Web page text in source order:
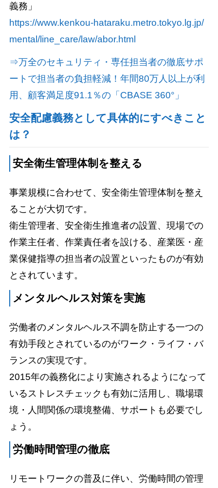
義務」
https://www.kenkou-hataraku.metro.tokyo.lg.jp/
mental/line_care/law/abor.html
⇒万全のセキュリティ・専任担当者の徹底サポ
ートで担当者の負担軽減！年間80万人以上が利
用、顧客満足度91.1％の「CBASE 360°」
安全配慮義務として具体的にすべきこと
は？
安全衛生管理体制を整える
事業規模に合わせて、安全衛生管理体制を整え
ることが大切です。
衛生管理者、安全衛生推進者の設置、現場での
作業主任者、作業責任者を設ける、産業医・産
業保健指導の担当者の設置といったものが有効
とされています。
メンタルヘルス対策を実施
労働者のメンタルヘルス不調を防止する一つの
有効手段とされているのがワーク・ライフ・バ
ランスの実現です。
2015年の義務化により実施されるようになって
いるストレスチェックも有効に活用し、職場環
境・人間関係の環境整備、サポートも必要でし
ょう。
労働時間管理の徹底
リモートワークの普及に伴い、労働時間の管理